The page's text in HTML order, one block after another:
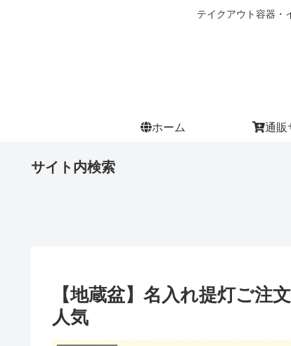
テイクアウト容器・
ホーム 通販
サイト内検索
【地蔵盆】名入れ提灯ご注
人気